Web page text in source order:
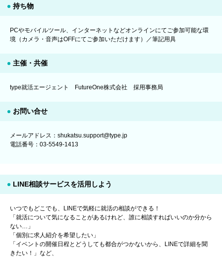
持ち物
PCやモバイルツール、インターネットなどオンラインにてご参加可能な環
境（カメラ・音声はOFFにてご参加いただけます）／筆記用具
主催・共催
type就活エージェント FutureOne株式会社 採用事務局
お問い合せ
メールアドレス：shukatsu.support@type.jp
電話番号：03-5549-1413
LINE相談サービスを活用しよう
いつでもどこでも、LINEで気軽に就活の相談ができる！
「就活について気になることがあるけれど、誰に相談すればいいのか分から
ない…」
「個別に求人紹介を希望したい」
「イベントの開催日程とどうしても都合がつかないから、LINEで詳細を聞
きたい！」など、